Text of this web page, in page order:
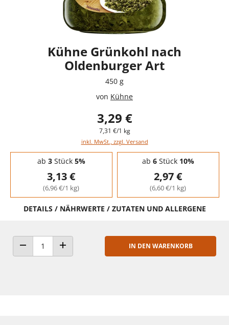
Kühne Grünkohl nach
Oldenburger Art
450 g
von Kühne
3,29 €
7,31 €/1 kg
inkl. MwSt., zzgl. Versand
Staffelpreise - Mengenrabatt
ab 3Stück 5%
3,13 €
(6,96 €/1 kg)
ab 6Stück 10%
2,97 €
(6,60 €/1 kg)
DETAILS / NÄHRWERTE / ZUTATEN UND ALLERGENE
ANZAHL VERRINGERNANZAHL ERHÖHEN
IN DEN WARENKORB